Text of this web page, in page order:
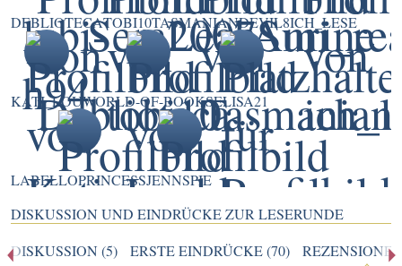
DEBLIOTECATOBI10TASMANIANDEVIL8ICH_LESE
KATI_LOUWORLD-OF-BOOKSELISA21
LABELLOPRINCESSJENNSPIE
DISKUSSION UND EINDRÜCKE ZUR LESERUNDE
DISKUSSION (5)
ERSTE EINDRÜCKE (70)